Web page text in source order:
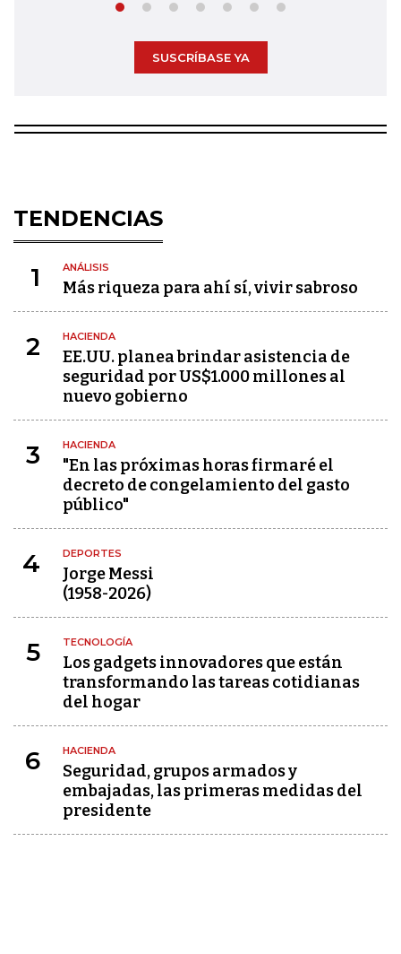
SUSCRÍBASE YA
TENDENCIAS
1 ANÁLISIS
Más riqueza para ahí sí, vivir sabroso
2 HACIENDA
EE.UU. planea brindar asistencia de
seguridad por US$1.000 millones al
nuevo gobierno
3 HACIENDA
"En las próximas horas firmaré el
decreto de congelamiento del gasto
público"
4 DEPORTES
Jorge Messi
(1958-2026)
5 TECNOLOGÍA
Los gadgets innovadores que están
transformando las tareas cotidianas
del hogar
6 HACIENDA
Seguridad, grupos armados y
embajadas, las primeras medidas del
presidente